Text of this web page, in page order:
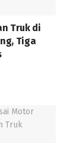
Truk di
Tiga